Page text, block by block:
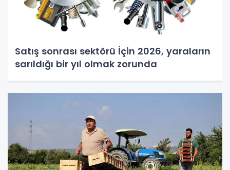
Satış sonrası sektörü İçin 2026, yaraların
sarıldığı bir yıl olmak zorunda